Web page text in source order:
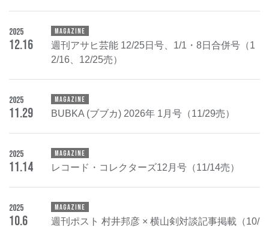
2025
12.16
MAGAZINE
週刊アサヒ芸能 12/25日号、1/1・8日合併号（1
2/16、12/25売）
2025
11.29
MAGAZINE
BUBKA (ブブカ) 2026年 1月号（11/29売）
2025
11.14
MAGAZINE
レコード・コレクターズ12月号（11/14売）
2025
10.6
MAGAZINE
週刊ポスト 村井邦彦 × 横山剣対談記事掲載（10/